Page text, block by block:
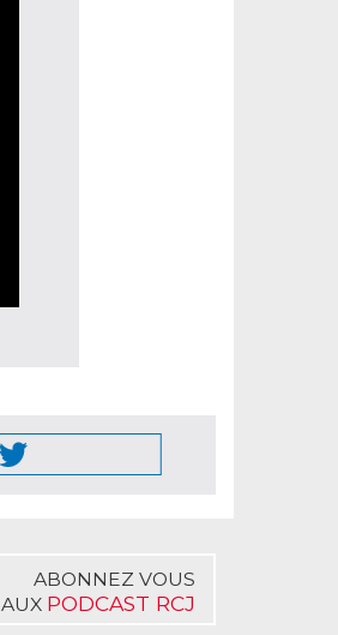
ABONNEZ VOUS
AUX PODCAST RCJ